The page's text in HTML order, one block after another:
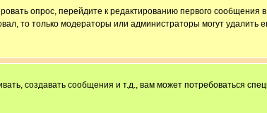
опрос, перейдите к редактированию первого сообщения в
то только модераторы или администраторы могут удалить
создавать сообщения и т.д., вам может потребоваться